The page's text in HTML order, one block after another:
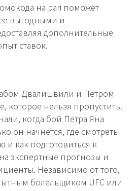
на pari поможет
выгодными и
дополнительные
ставок.
Двалишвили и Петром
которое нельзя пропустить.
когда бой Петра Яна
он начнётся, где смотреть
и как подготовиться к
экспертные прогнозы и
Независимо от того,
болельщиком UFC или